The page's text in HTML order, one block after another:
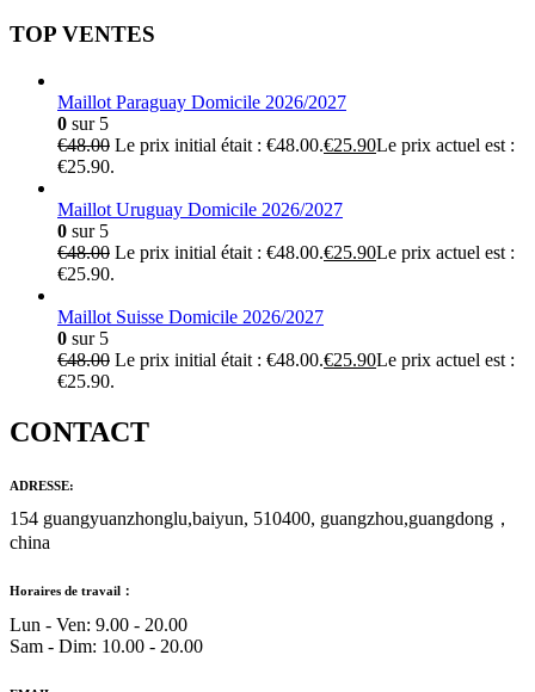
TOP VENTES
Maillot Paraguay Domicile 2026/2027
0 sur 5
€48.00 Le prix initial était : €48.00.€25.90Le prix actuel est :
€25.90.
Maillot Uruguay Domicile 2026/2027
0 sur 5
€48.00 Le prix initial était : €48.00.€25.90Le prix actuel est :
€25.90.
Maillot Suisse Domicile 2026/2027
0 sur 5
€48.00 Le prix initial était : €48.00.€25.90Le prix actuel est :
€25.90.
CONTACT
ADRESSE:
154 guangyuanzhonglu,baiyun, 510400, guangzhou,guangdong，
china
Horaires de travail：
Lun - Ven: 9.00 - 20.00
Sam - Dim: 10.00 - 20.00